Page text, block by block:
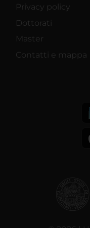
Privacy policy
Dottorati
Master
Contatti e mappa